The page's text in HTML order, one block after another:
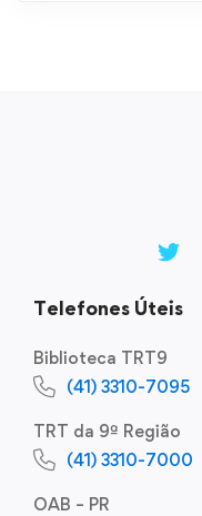
Telefones Úteis
Biblioteca TRT9
(41) 3310-7095
TRT da 9ª Região
(41) 3310-7000
OAB – PR